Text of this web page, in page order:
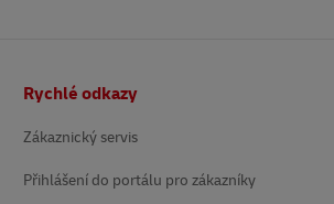
Rychlé odkazy
Zákaznický servis
Přihlášení do portálu pro zákazníky